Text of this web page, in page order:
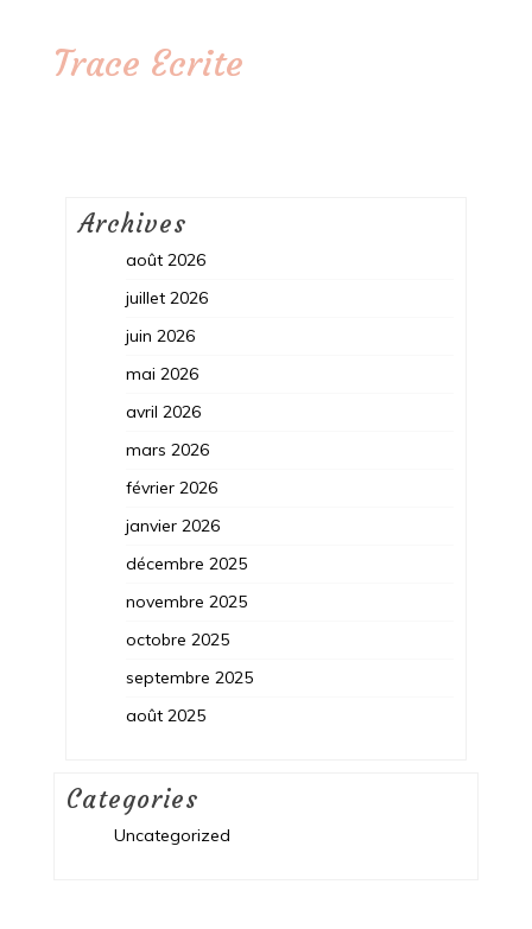
Trace Ecrite
Archives
août 2026
juillet 2026
juin 2026
mai 2026
avril 2026
mars 2026
février 2026
janvier 2026
décembre 2025
novembre 2025
octobre 2025
septembre 2025
août 2025
Categories
Uncategorized